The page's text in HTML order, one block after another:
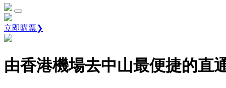
立即購票❯
由香港機場去中山最便捷的直